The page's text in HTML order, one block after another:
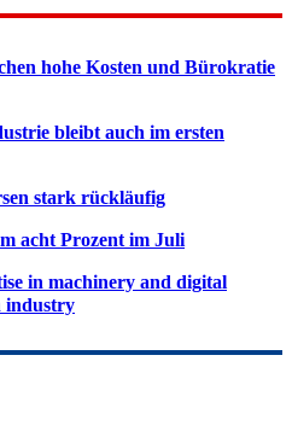
hohe Kosten und Bürokratie
bleibt auch im ersten
stark rückläufig
acht Prozent im Juli
in machinery and digital
industry